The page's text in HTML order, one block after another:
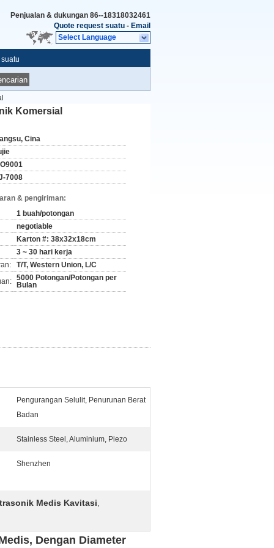
Penjualan & dukungan 86--18318032461
Quote request suatu - Email
Select Language
Komersial
Cina
7008
& pengiriman:
1 buah/potongan
negotiable
Karton #: 38x32x18cm
3 ~ 30 hari kerja
T/T, Western Union, L/C
5000 Potongan/Potongan per
Bulan
Pengurangan Selulit, Penurunan Berat
Badan
Stainless Steel, Aluminium, Piezo
Shenzhen
Medis Kavitasi,
Dengan Diameter